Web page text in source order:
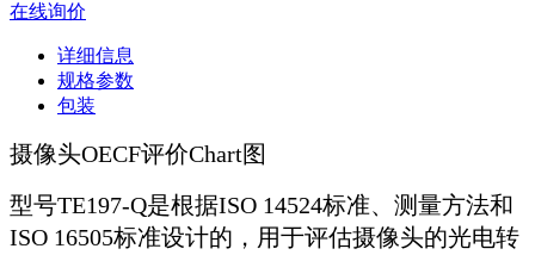
在线询价
详细信息
规格参数
包装
摄像头OECF评价Chart图
型号TE197-Q是根据ISO 14524标准、测量方法和
ISO 16505标准设计的，用于评估摄像头的光电转